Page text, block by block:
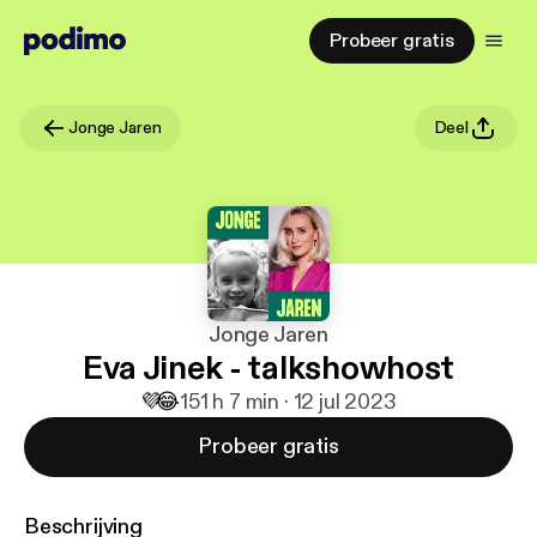
Probeer gratis
Jonge Jaren Deel
Jonge Jaren
Eva Jinek - talkshowhost
💜😂151 h 7 min · 12 jul 2023
Probeer gratis
Beschrijving